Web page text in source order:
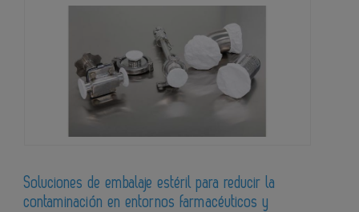
Soluciones de embalaje estéril para reducir la
contaminación en entornos farmacéuticos y